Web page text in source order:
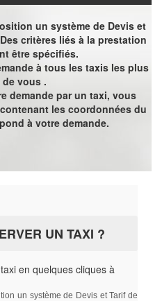
un système de Devis et
critères liés à la prestation
être spécifiés.
à tous les taxis les plus
vous .
demande par un taxi, vous
contenant les coordonnées du
à votre demande.
UN TAXI ?
en quelques cliques à
un système de Devis et Tarif de